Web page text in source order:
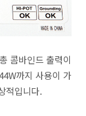
콤바인드 출력이
까지 사용이 가
적입니다.